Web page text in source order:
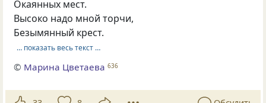
Окаянных мест.
Высоко надо мной торчи,
Безымянный крест.
… показать весь текст …
© Марина Цветаева 636